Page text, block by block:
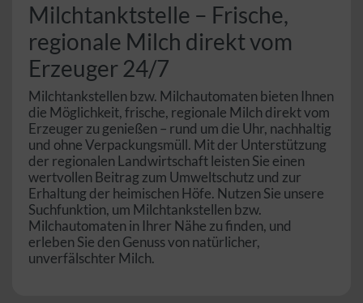
Milchtanktstelle – Frische,
regionale Milch direkt vom
Erzeuger 24/7
Milchtankstellen bzw. Milchautomaten bieten Ihnen
die Möglichkeit, frische, regionale Milch direkt vom
Erzeuger zu genießen – rund um die Uhr, nachhaltig
und ohne Verpackungsmüll. Mit der Unterstützung
der regionalen Landwirtschaft leisten Sie einen
wertvollen Beitrag zum Umweltschutz und zur
Erhaltung der heimischen Höfe. Nutzen Sie unsere
Suchfunktion, um Milchtankstellen bzw.
Milchautomaten in Ihrer Nähe zu finden, und
erleben Sie den Genuss von natürlicher,
unverfälschter Milch.